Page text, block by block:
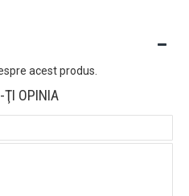
acest produs.
ŢI OPINIA